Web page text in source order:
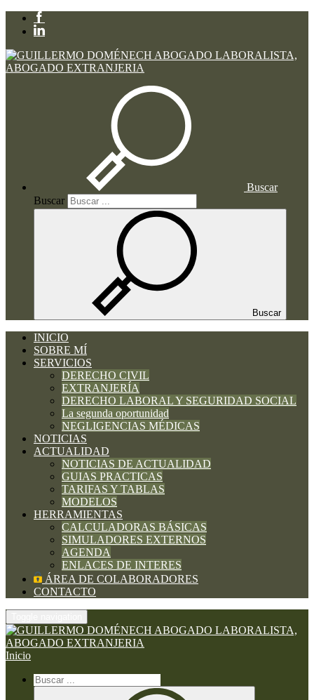
Buscar
Buscar
Buscar
INICIO
SOBRE MÍ
SERVICIOS
DERECHO CIVIL
EXTRANJERÍA
DERECHO LABORAL Y SEGURIDAD SOCIAL
La segunda oportunidad
NEGLIGENCIAS MÉDICAS
NOTICIAS
ACTUALIDAD
NOTICIAS DE ACTUALIDAD
GUIAS PRACTICAS
TARIFAS Y TABLAS
MODELOS
HERRAMIENTAS
CALCULADORAS BÁSICAS
SIMULADORES EXTERNOS
AGENDA
ENLACES DE INTERES
ÁREA DE COLABORADORES
CONTACTO
Inicio